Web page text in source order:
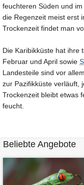
feuchteren Süden und
die Regenzeit meist erst
Trockenzeit findet man
Die Karibikküste hat ihre
Februar und April sowie
Landesteile sind vor
zur Pazifikküste verläuft,
Trockenzeit bleibt etwas
feucht.
Beliebte Angebote